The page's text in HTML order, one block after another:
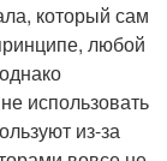
который сам
любой
использовать
из-за